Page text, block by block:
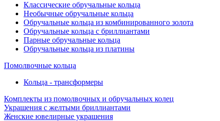
Классические обручальные кольца
Необычные обручальные кольца
Обручальные кольца из комбинированного золота
Обручальные кольца с бриллиантами
Парные обручальные кольца
Обручальные кольца из платины
Помолвочные кольца
Кольца - трансформеры
Комплекты из помолвочных и обручальных колец
Украшения с желтыми бриллиантами
Женские ювелирные украшения